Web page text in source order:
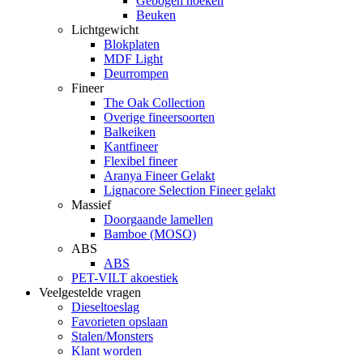
Beuken
Lichtgewicht
Blokplaten
MDF Light
Deurrompen
Fineer
The Oak Collection
Overige fineersoorten
Balkeiken
Kantfineer
Flexibel fineer
Aranya Fineer Gelakt
Lignacore Selection Fineer gelakt
Massief
Doorgaande lamellen
Bamboe (MOSO)
ABS
ABS
PET-VILT akoestiek
Veelgestelde vragen
Dieseltoeslag
Favorieten opslaan
Stalen/Monsters
Klant worden